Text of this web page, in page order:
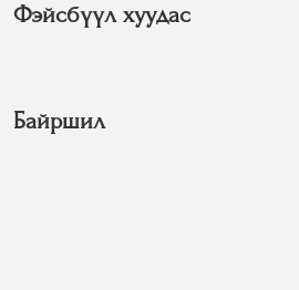
Фэйсбүүл хуудас
Байршил